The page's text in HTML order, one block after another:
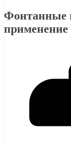
Фонтанные
применение